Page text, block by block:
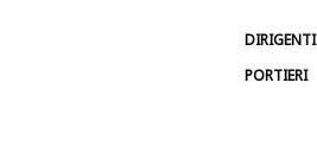
DIRIGENTI
PORTIERI